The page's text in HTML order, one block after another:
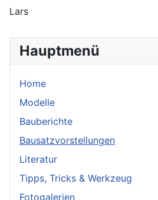
Hauptmenü
Home
Modelle
Bauberichte
Bausatzvorstellungen
Literatur
Tipps, Tricks & Werkzeug
Fotogalerien
Lars